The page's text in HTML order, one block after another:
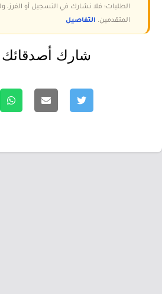
الطلبات؛ فلا نشارك في التسجيل أو الفرز،
المتقدمين. التفاصيل
شارك أصدقائك